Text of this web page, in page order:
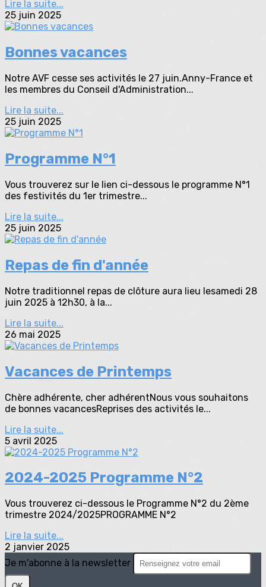
Lire la suite...
25 juin 2025
Bonnes vacances
Notre AVF cesse ses activités le 27 juin.Anny-France et
les membres du Conseil d'Administration...
Lire la suite...
25 juin 2025
Programme N°1
Vous trouverez sur le lien ci-dessous le programme N°1
des festivités du 1er trimestre...
Lire la suite...
25 juin 2025
Repas de fin d'année
Notre traditionnel repas de clôture aura lieu lesamedi 28
juin 2025 à 12h30, à la...
Lire la suite...
26 mai 2025
Vacances de Printemps
Chère adhérente, cher adhérentNous vous souhaitons
de bonnes vacancesReprises des activités le...
Lire la suite...
5 avril 2025
2024-2025 Programme N°2
Vous trouverez ci-dessous le Programme N°2 du 2ème
trimestre 2024/2025PROGRAMME N°2
Lire la suite...
2 janvier 2025
Je m'abonne à la newsletter